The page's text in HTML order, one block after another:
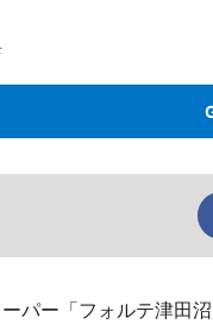
パー「フォルテ津田